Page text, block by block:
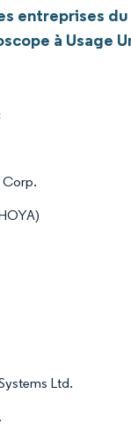
entreprises
à Usage
Corp.
Ltd.